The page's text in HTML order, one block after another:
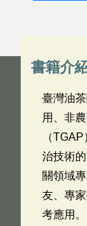
書籍介
臺灣油
用、非
（
治技術
關領域
友、專
考應用。